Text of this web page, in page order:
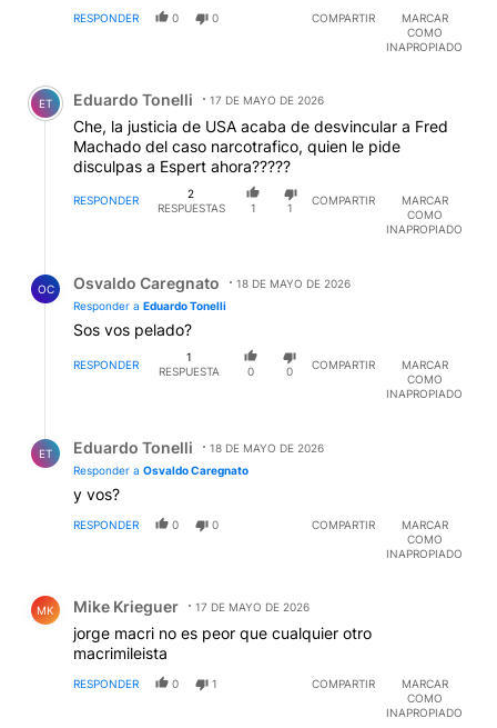
RESPONDER 0 0 COMPARTIR
MARCAR
COMO
INAPROPIADO
Comentario de Eduardo Tonelli.
ET Eduardo Tonelli 17 DE MAYO DE 2026
Che, la justicia de USA acaba de desvincular a Fred
Machado del caso narcotrafico, quien le pide
disculpas a Espert ahora?????
RESPONDER
2
RESPUESTAS
1 1
COMPARTIR
MARCAR
COMO
INAPROPIADO
OC Osvaldo Caregnato
18 DE MAYO DE 2026
Responder a Eduardo Tonelli
Sos vos pelado?
RESPONDER
1
RESPUESTA
0 0
COMPARTIR
MARCAR
COMO
INAPROPIADO
ET Eduardo Tonelli
18 DE MAYO DE 2026
Responder a Osvaldo Caregnato
y vos?
RESPONDER 0 0 COMPARTIR
MARCAR
COMO
INAPROPIADO
MK Mike Krieguer 17 DE MAYO DE 2026
jorge macri no es peor que cualquier otro
macrimileista
RESPONDER 0 1 COMPARTIR
MARCAR
COMO
INAPROPIADO